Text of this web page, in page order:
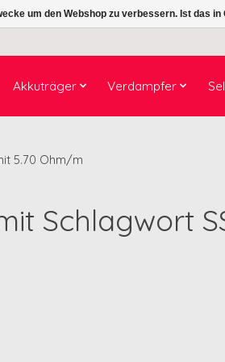
Akkuträger Verdampfer
5.70 Ohm/m
Schlagwort
um den Webshop zu verbessern. Ist das in